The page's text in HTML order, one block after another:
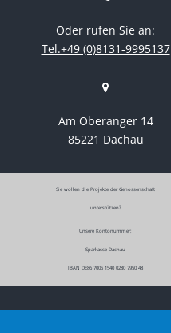
Oder rufen Sie an:
Tel.+49 (0)8131-9995137
Am Oberanger 14
85221 Dachau
Sie wollen die Projekte der Genossenschaft
unterstützen?
Unsere Kontonummer:
Sparkasse Dachau
IBAN DE86 7005 1540 0280 7950 48